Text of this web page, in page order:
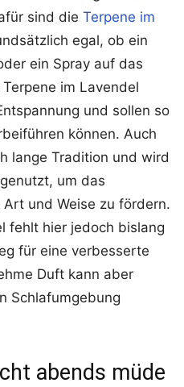
sind die Terpene im
egal, ob ein
ein Spray auf das
im Lavendel
und sollen so
können. Auch
lange Tradition und wird
um das
und Weise zu fördern.
fehlt hier jedoch bislang
für eine verbesserte
Duft kann aber
Schlafumgebung
abends müde